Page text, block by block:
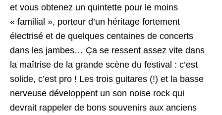
et vous obtenez un quintette pour le moins
« familial », porteur d’un héritage fortement
électrisé et de quelques centaines de concerts
dans les jambes… Ça se ressent assez vite dans
la maîtrise de la grande scène du festival : c’est
solide, c’est pro ! Les trois guitares (!) et la basse
nerveuse développent un son noise rock qui
devrait rappeler de bons souvenirs aux anciens